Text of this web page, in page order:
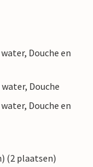
Douche en
Douche
Douche en
(2 plaatsen)